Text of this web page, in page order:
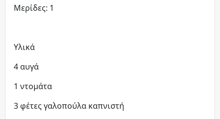
Μερίδες: 1
Υλικά
4 αυγά
1 ντομάτα
3 φέτες γαλοπούλα καπνιστή